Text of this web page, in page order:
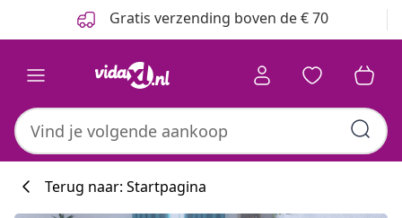
Gratis verzending boven de € 70
Terug naar: Startpagina